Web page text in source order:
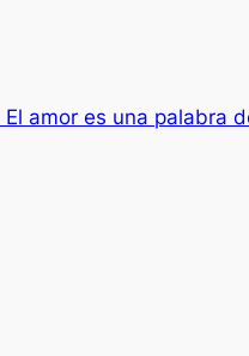
El amor es una palabra